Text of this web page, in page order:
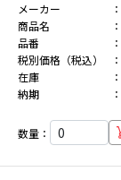
メーカー
商品名
品番
税別価格（税込）
在庫
納期
数量：